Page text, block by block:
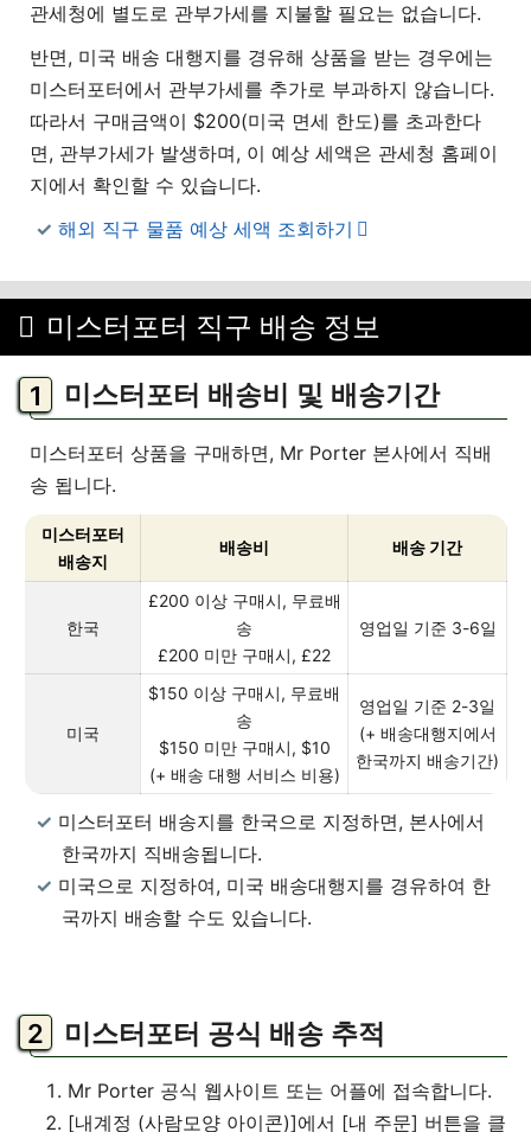
관세청에 별도로 관부가세를 지불할 필요는 없습니다.
반면, 미국 배송 대행지를 경유해 상품을 받는 경우에는
미스터포터에서 관부가세를 추가로 부과하지 않습니다.
따라서 구매금액이 $200(미국 면세 한도)를 초과한다
면, 관부가세가 발생하며, 이 예상 세액은 관세청 홈페이
지에서 확인할 수 있습니다.
해외 직구 물품 예상 세액 조회하기
미스터포터 직구 배송 정보
미스터포터 배송비 및 배송기간
미스터포터 상품을 구매하면, Mr Porter 본사에서 직배
송 됩니다.
미스터포터
배송지
배송비 배송 기간
한국
£200 이상 구매시, 무료배
송
£200 미만 구매시, £22
영업일 기준 3-6일
미국
$150 이상 구매시, 무료배
송
$150 미만 구매시, $10
(+ 배송 대행 서비스 비용)
영업일 기준 2-3일
(+ 배송대행지에서
한국까지 배송기간)
미스터포터 배송지를 한국으로 지정하면, 본사에서
한국까지 직배송됩니다.
미국으로 지정하여, 미국 배송대행지를 경유하여 한
국까지 배송할 수도 있습니다.
미스터포터 공식 배송 추적
Mr Porter 공식 웹사이트 또는 어플에 접속합니다.
[내계정 (사람모양 아이콘)]에서 [내 주문] 버튼을 클